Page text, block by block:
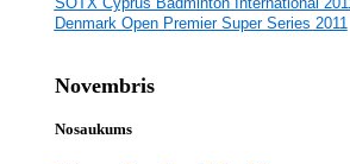
Denmark Open Premier Super Series 2011
Novembris
Nosaukums